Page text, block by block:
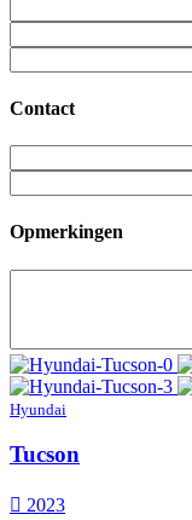
Contact
Opmerkingen
Hyundai
Tucson
2023